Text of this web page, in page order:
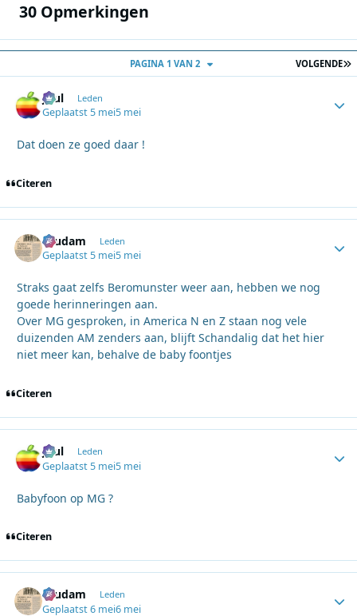
30 Opmerkingen
VOLGENDE
PAGINA 1 VAN 2
Juul Leden
Geplaatst 5 mei5 mei
Dat doen ze goed daar !
Citeren
ruudam Leden
Geplaatst 5 mei5 mei
Straks gaat zelfs Beromunster weer aan, hebben we nog
goede herinneringen aan.
Over MG gesproken, in America N en Z staan nog vele
duizenden AM zenders aan, blijft Schandalig dat het hier
niet meer kan, behalve de baby foontjes
Citeren
Juul Leden
Geplaatst 5 mei5 mei
Babyfoon op MG ?
Citeren
ruudam Leden
Geplaatst6 mei6 mei